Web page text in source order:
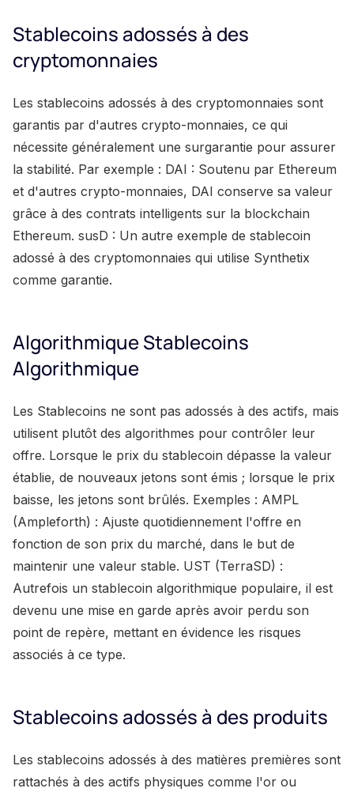
Stablecoins adossés à des
cryptomonnaies
Les stablecoins adossés à des cryptomonnaies sont
garantis par d'autres crypto-monnaies, ce qui
nécessite généralement une surgarantie pour assurer
la stabilité. Par exemple : DAI : Soutenu par Ethereum
et d'autres crypto-monnaies, DAI conserve sa valeur
grâce à des contrats intelligents sur la blockchain
Ethereum. susD : Un autre exemple de stablecoin
adossé à des cryptomonnaies qui utilise Synthetix
comme garantie.
Algorithmique Stablecoins
Algorithmique
Les Stablecoins ne sont pas adossés à des actifs, mais
utilisent plutôt des algorithmes pour contrôler leur
offre. Lorsque le prix du stablecoin dépasse la valeur
établie, de nouveaux jetons sont émis ; lorsque le prix
baisse, les jetons sont brûlés. Exemples : AMPL
(Ampleforth) : Ajuste quotidiennement l'offre en
fonction de son prix du marché, dans le but de
maintenir une valeur stable. UST (TerraSD) :
Autrefois un stablecoin algorithmique populaire, il est
devenu une mise en garde après avoir perdu son
point de repère, mettant en évidence les risques
associés à ce type.
Stablecoins adossés à des produits
Les stablecoins adossés à des matières premières sont
rattachés à des actifs physiques comme l'or ou